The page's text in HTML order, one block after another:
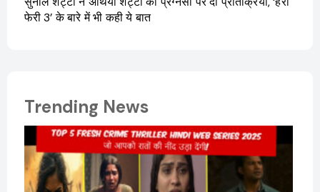
फेरी 3’ के बारे में भी कही ये बात
Trending News